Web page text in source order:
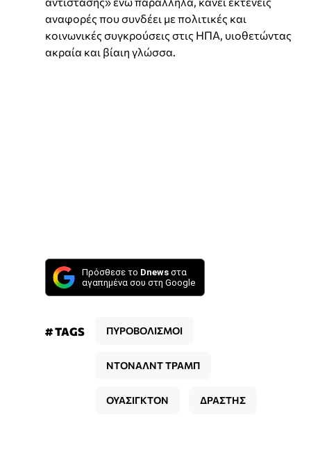
αναφορές που συνδέει με πολιτικές και
κοινωνικές συγκρούσεις στις ΗΠΑ, υιοθετώντας
ακραία και βίαιη γλώσσα.
Πρόσθεσε το Dnews στα
αγαπημένα σου στη Google
# TAGS ΠΥΡΟΒΟΛΙΣΜΟΙ
ΝΤΟΝΑΛΝΤ ΤΡΑΜΠ
ΟΥΑΣΙΓΚΤΟΝ ΔΡΑΣΤΗΣ